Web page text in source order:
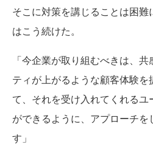
そこに対策を講じることは困
はこう続けた。
「今企業が取り組むべきは、
ティが上がるような顧客体験
て、それを受け入れてくれる
ができるように、アプローチを
す」